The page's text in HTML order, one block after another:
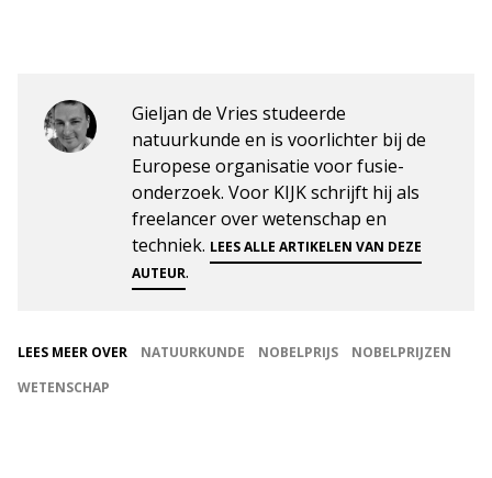
Gieljan de Vries studeerde
natuurkunde en is voorlichter bij de
Europese organisatie voor fusie-
onderzoek. Voor KIJK schrijft hij als
freelancer over wetenschap en
techniek. LEES ALLE ARTIKELEN VAN DEZE
AUTEUR.
LEES MEER OVER NATUURKUNDE NOBELPRIJS
NOBELPRIJZEN
WETENSCHAP